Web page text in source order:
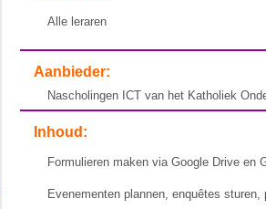
Alle leraren
Aanbieder:
Nascholingen ICT van het Katholiek
Inhoud:
Formulieren maken via Google Drive en
Evenementen plannen, enquêtes